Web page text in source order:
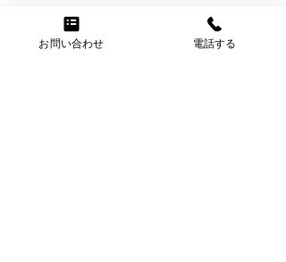
お問い合わせ 電話する